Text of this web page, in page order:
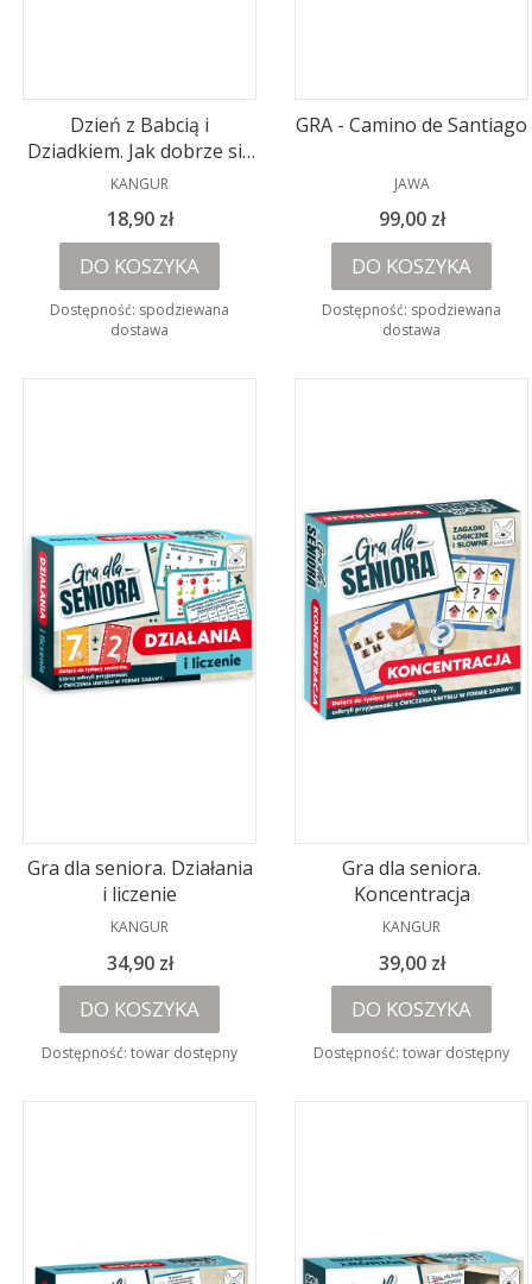
Dzień z Babcią i
Dziadkiem. Jak dobrze się
znacie?
PRODUCENT
KANGUR
Cena
18,90 zł
DO KOSZYKA
Dostępność: spodziewana
dostawa
GRA - Camino de Santiago
PRODUCENT
JAWA
Cena
99,00 zł
DO KOSZYKA
Dostępność: spodziewana
dostawa
Gra dla seniora. Działania
i liczenie
PRODUCENT
KANGUR
Cena
34,90 zł
DO KOSZYKA
Dostępność: towar dostępny
Gra dla seniora.
Koncentracja
PRODUCENT
KANGUR
Cena
39,00 zł
DO KOSZYKA
Dostępność: towar dostępny